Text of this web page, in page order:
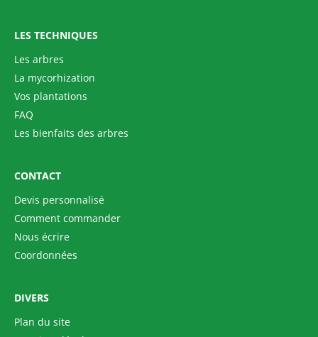
LES TECHNIQUES
Les arbres
La mycorhization
Vos plantations
FAQ
Les bienfaits des arbres
CONTACT
Devis personnalisé
Comment commander
Nous écrire
Coordonnées
DIVERS
Plan du site